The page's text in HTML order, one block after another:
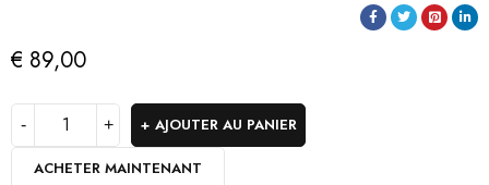
€ 89,00
AJOUTER AU PANIER
ACHETER MAINTENANT